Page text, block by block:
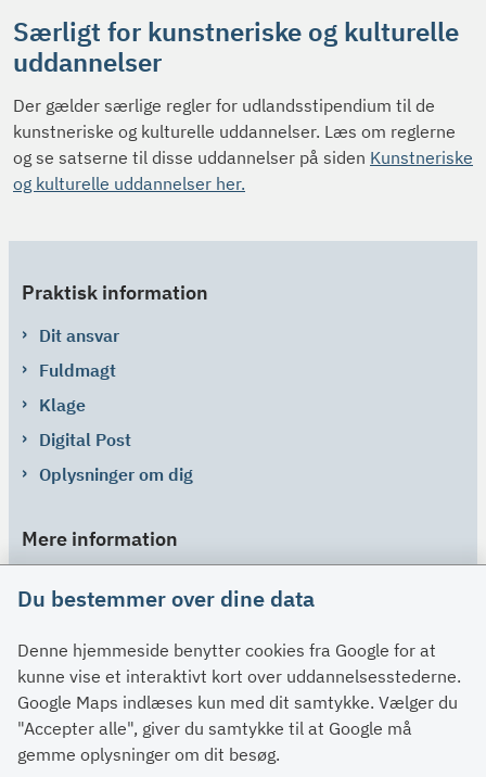
Særligt for kunstneriske og kulturelle
uddannelser
Der gælder særlige regler for udlandsstipendium til de
kunstneriske og kulturelle uddannelser. Læs om reglerne
og se satserne til disse uddannelser på siden Kunstneriske
og kulturelle uddannelser her.
Praktisk information
Dit ansvar
Fuldmagt
Klage
Digital Post
Oplysninger om dig
Mere information
Spørgsmål og svar
Kontakt
Paragraffer
Du bestemmer over dine data
Denne hjemmeside benytter cookies fra Google for at
kunne vise et interaktivt kort over uddannelsesstederne.
Google Maps indlæses kun med dit samtykke. Vælger du
"Accepter alle", giver du samtykke til at Google må
gemme oplysninger om dit besøg.